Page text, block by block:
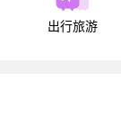
出行旅游